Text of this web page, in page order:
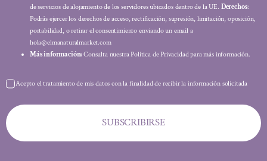
de servicios de alojamiento de los servidores ubicados dentro de la UE. Derechos:
Podrás ejercer los derechos de acceso, rectificación, supresión, limitación, oposición,
portabilidad, o retirar el consentimiento enviando un email a
hola@elmanaturalmarket.com
Más información: Consulta nuestra Política de Privacidad para más información.
Acepto el tratamiento de mis datos con la finalidad de recibir la información solicitada
SUBSCRIBIRSE